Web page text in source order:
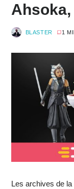
Ahsoka,
BLASTER 1
Les archives de